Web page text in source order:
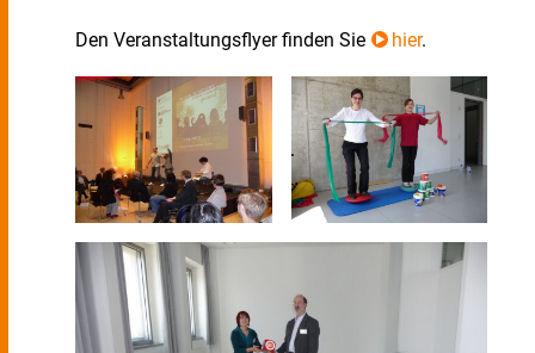
Den Veranstaltungsflyer finden Sie hier.